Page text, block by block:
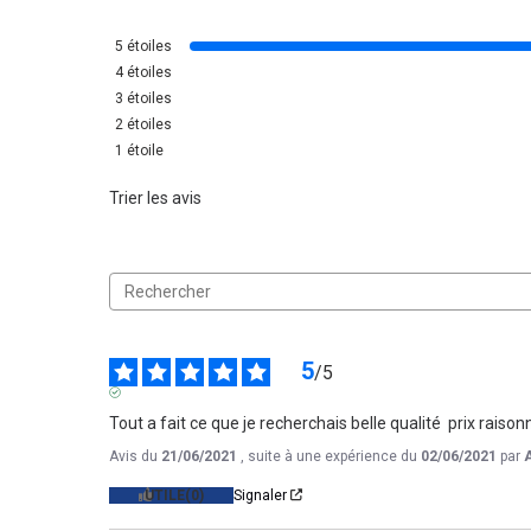
5 étoiles
4 étoiles
3 étoiles
2 étoiles
1 étoile
Trier les avis
5/5
Tout a fait ce que je recherchais belle qualité  prix
Avis du 21/06/2021 , suite à une expérience du 02/06/2021 par
UTILE(0) Signaler